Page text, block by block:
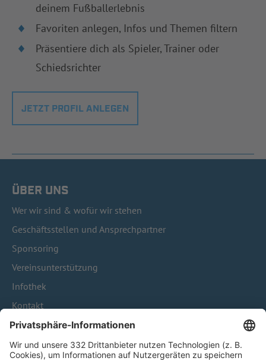
deinem Fußballerlebnis
Favoriten anlegen, Infos und Themen filtern
Präsentiere dich als Spieler, Trainer oder
Schiedsrichter
JETZT PROFIL ANLEGEN
ÜBER UNS
Wer wir sind & wofür wir stehen
Geschäftsstellen und Ansprechpartner
Sponsoring
Vereinsunterstützung
Infothek
Kontakt
HÄUFIG BESUCHTE SEITEN